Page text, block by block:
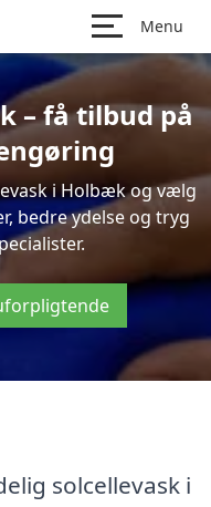
Menu
– få tilbud på
i Holbæk og vælg
bedre ydelse og tryg
solcellevask i